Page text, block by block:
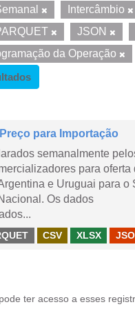
Intercâmbio
JSON
da Operação
para Importação
semanalmente
para oferta
e Uruguai para o
Os dados
CSV XLSX
ter acesso a esses